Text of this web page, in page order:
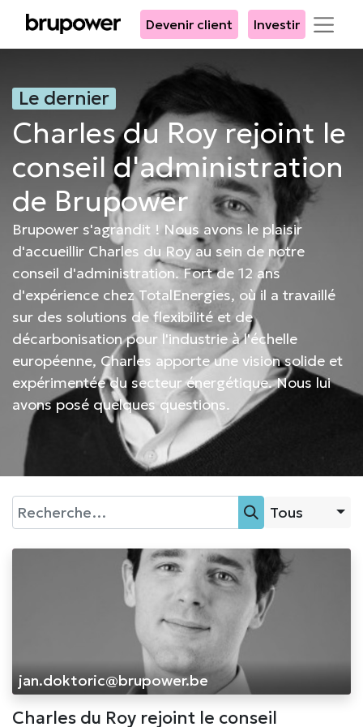
Devenir client Investir
Le dernier
Charles du Roy rejoint le
conseil d'administration
de Brupower
Brupower s'agrandit ! Nous avons le plaisir
d'accueillir Charles du Roy au sein de notre
conseil d'administration. Fort de 12 ans
d'expérience chez TotalEnergies, où il a travaillé
sur des solutions de flexibilité et de
décarbonisation pour l'industrie à l'échelle
européenne, Charles apporte une vision solide et
expérimentée du secteur énergétique. Nous lui
avons posé quelques questions.
Tous
jan.doktoric@brupower.be
Charles du Roy rejoint le conseil